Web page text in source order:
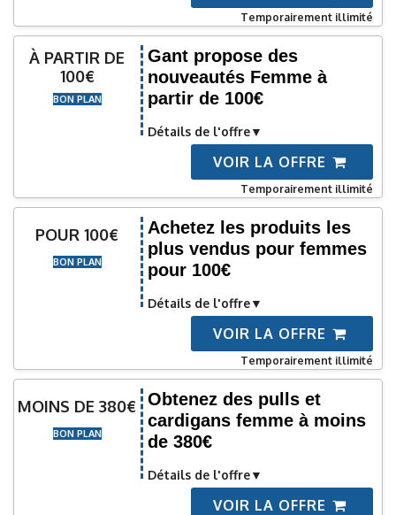
Temporairement illimité
À PARTIR DE
100€
BON PLAN
Gant propose des
nouveautés Femme à
partir de 100€
Détails de l'offre
VOIR LA OFFRE
Temporairement illimité
POUR 100€
BON PLAN
Achetez les produits les
plus vendus pour femmes
pour 100€
Détails de l'offre
VOIR LA OFFRE
Temporairement illimité
MOINS DE 380€
BON PLAN
Obtenez des pulls et
cardigans femme à moins
de 380€
Détails de l'offre
VOIR LA OFFRE